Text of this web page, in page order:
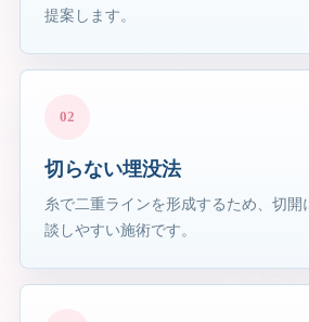
提案します。
02
切らない埋没法
糸で二重ラインを形成するため、切開
談しやすい施術です。